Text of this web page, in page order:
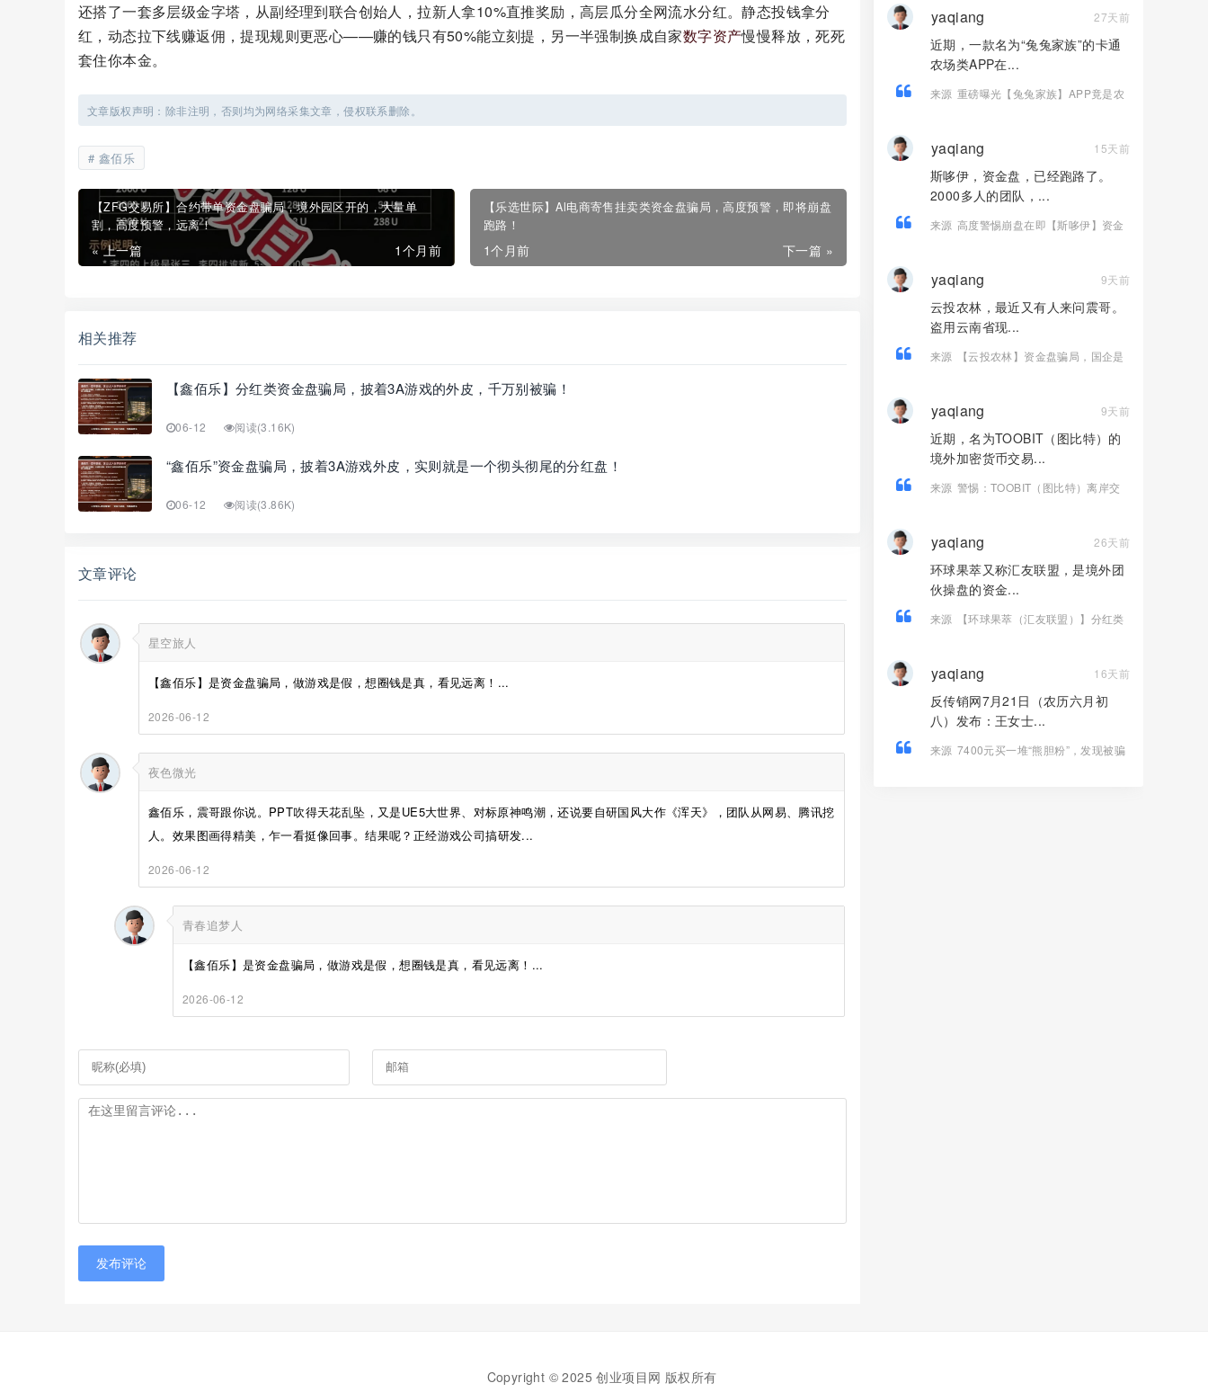
还搭了一套多层级金字塔，从副经理到联合创始人，拉新人拿10%直推奖励，高层瓜分全网流水分红。静态投钱拿分
红，动态拉下线赚返佣，提现规则更恶心——赚的钱只有50%能立刻提，另一半强制换成自家数字资产慢慢释放，死死
套住你本金。
文章版权声明：除非注明，否则均为网络采集文章，侵权联系删除。
鑫佰乐
【ZFG交易所】合约带单资金盘骗局，境外园区开的，大量单
割，高度预警，远离！
« 上一篇 1个月前
【乐选世际】Al电商寄售挂卖类资金盘骗局，高度预警，即将崩盘
跑路！
下一篇 »
1个月前
相关推荐
【鑫佰乐】分红类资金盘骗局，披着3A游戏的外皮，千万别被骗！
06-12 阅读(3.16K)
“鑫佰乐”资金盘骗局，披着3A游戏外皮，实则就是一个彻头彻尾的分红盘！
06-12 阅读(3.86K)
文章评论
星空旅人
【鑫佰乐】是资金盘骗局，做游戏是假，想圈钱是真，看见远离！...
2026-06-12
夜色微光
鑫佰乐，震哥跟你说。PPT吹得天花乱坠，又是UE5大世界、对标原神鸣潮，还说要自研国风大作《浑天》，团队从网易、腾讯挖
人。效果图画得精美，乍一看挺像回事。结果呢？正经游戏公司搞研发...
2026-06-12
青春追梦人
【鑫佰乐】是资金盘骗局，做游戏是假，想圈钱是真，看见远离！...
2026-06-12
发布评论
yaqiang 27天前
近期，一款名为“兔兔家族”的卡通
农场类APP在...
来源 重磅曝光【兔兔家族】APP竟是农
yaqiang 15天前
斯哆伊，资金盘，已经跑路了。
2000多人的团队，...
来源 高度警惕崩盘在即【斯哆伊】资金
yaqiang 9天前
云投农林，最近又有人来问震哥。
盗用云南省现...
来源
【云投农林】资金盘骗局，国企是
yaqiang 9天前
近期，名为TOOBIT（图比特）的
境外加密货币交易...
来源 警惕：TOOBIT（图比特）离岸交
yaqiang 26天前
环球果萃又称汇友联盟，是境外团
伙操盘的资金...
来源
【环球果萃（汇友联盟）】分红类
yaqiang 16天前
反传销网7月21日（农历六月初
八）发布：王女士...
来源 7400元买一堆“熊胆粉”，发现被骗
Copyright © 2025 创业项目网 版权所有